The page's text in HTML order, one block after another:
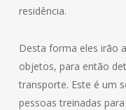
residência.
Desta forma eles irão
objetos, para então
transporte. Este é um
pessoas treinadas